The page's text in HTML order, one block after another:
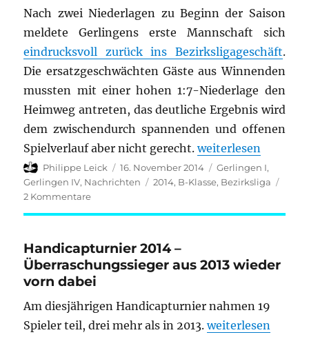
Nach zwei Niederlagen zu Beginn der Saison
meldete Gerlingens erste Mannschaft sich
eindrucksvoll zurück ins Bezirksligageschäft.
Die ersatzgeschwächten Gäste aus Winnenden
mussten mit einer hohen 1:7-Niederlage den
Heimweg antreten, das deutliche Ergebnis wird
dem zwischendurch spannenden und offenen
Spielverlauf aber nicht gerecht.„Bezirksliga 2014/
weiterlesen
Autor
Philippe Leick
Veröffentlicht
am
16. November 2014 Kategorien
Gerlingen I,
Gerlingen IV, Nachrichten Schlagwörter
2014, B-Klasse, Bezirksliga
2 Kommentarezu
3;
B-
Klasse
Mitte
Runde
Handicapturnier 2014 –
Überraschungssieger aus 2013 wieder
vorn dabei
Am diesjährigen Handicapturnier nahmen 19
Spieler teil, drei mehr als in 2013.„Handicapturnier
weiterlesen